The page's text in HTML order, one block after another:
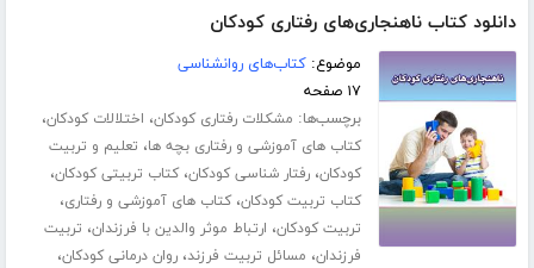
دانلود کتاب ناهنجاری‌های رفتاری کودکان
موضوع:کتاب‌های روانشناسی
۱۷ صفحه
برچسب‌ها: مشکلات رفتاری کودکان، اختلالات کودکان،
کتاب های آموزشی و رفتاری بچه ها، تعلیم و تربیت
کودکان،رفتار شناسی کودکان،کتاب تربیتی کودکان،
کتاب تربیت کودکان،کتاب های آموزشی و رفتاری،
تربیت کودکان، ارتباط موثر والدین با فرزندان، تربیت
فرزندان، مسائل تربیت فرزند،روان درمانی کودکان،